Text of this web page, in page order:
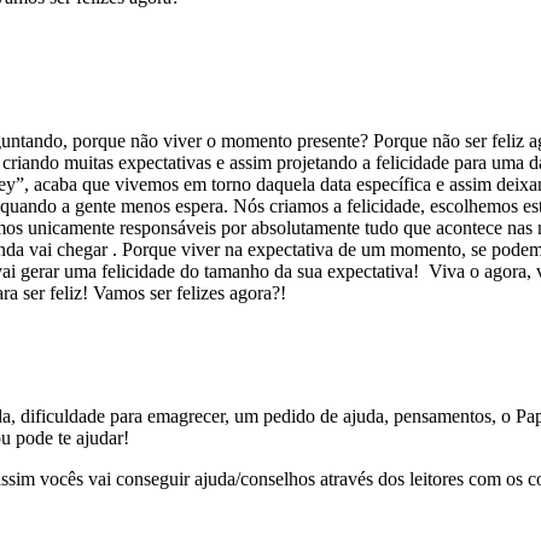
porque não viver o momento presente? Porque não ser feliz
muitas expectativas e assim projetando a felicidade para
acaba que vivemos em torno daquela data específica e assim
a gente menos espera. Nós criamos a felicidade, escolhemos
unicamente responsáveis por absolutamente tudo que acontece
vai chegar . Porque viver na expectativa de um momento, se
gerar uma felicidade do tamanho da sua expectativa! Viva o
ser feliz! Vamos ser felizes agora?!
dificuldade para emagrecer, um pedido de ajuda, pensamentos, o
pode te ajudar!
vocês vai conseguir ajuda/conselhos através dos leitores com os